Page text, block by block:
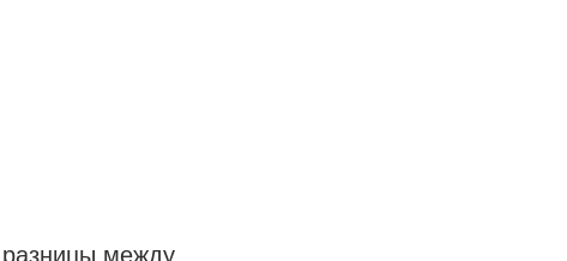
между